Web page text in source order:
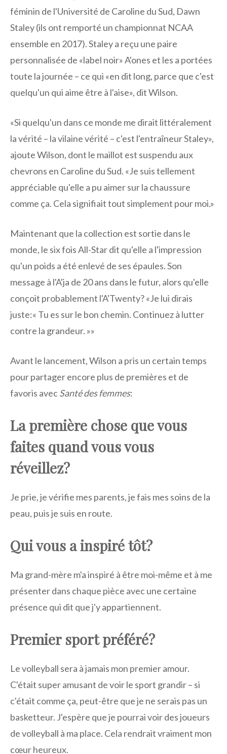
féminin de l'Université de Caroline du Sud, Dawn
Staley (ils ont remporté un championnat NCAA
ensemble en 2017). Staley a reçu une paire
personnalisée de «label noir» A'ones et les a portées
toute la journée – ce qui «en dit long, parce que c'est
quelqu'un qui aime être à l'aise», dit Wilson.
«Si quelqu'un dans ce monde me dirait littéralement
la vérité – la vilaine vérité – c'est l'entraîneur Staley»,
ajoute Wilson, dont le maillot est suspendu aux
chevrons en Caroline du Sud. «Je suis tellement
appréciable qu'elle a pu aimer sur la chaussure
comme ça. Cela signifiait tout simplement pour moi.»
Maintenant que la collection est sortie dans le
monde, le six fois All-Star dit qu'elle a l'impression
qu'un poids a été enlevé de ses épaules. Son
message à l'A'ja de 20 ans dans le futur, alors qu'elle
conçoit probablement l'A'Twenty? «Je lui dirais
juste:« Tu es sur le bon chemin. Continuez à lutter
contre la grandeur. »»
Avant le lancement, Wilson a pris un certain temps
pour partager encore plus de premières et de
favoris avecSanté des femmes:
La première chose que vous
faites quandvous vous
réveillez?
Je prie, je vérifie mes parents, je fais mes soins de la
peau, puis je suis en route.
Qui vous a inspiré tôt?
Ma grand-mère m'a inspiré à être moi-même et à me
présenter dans chaque pièce avec une certaine
présence qui dit que j'y appartiennent.
Premier sport préféré?
Le volleyball sera à jamais mon premier amour.
C'était super amusant de voir le sport grandir – si
c'était comme ça, peut-être que je ne serais pas un
basketteur. J'espère que je pourrai voir des joueurs
de volleyball à ma place. Cela rendrait vraiment mon
cœur heureux.